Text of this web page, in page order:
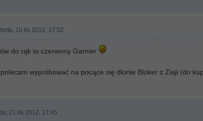
10 lis 2012, 17:52
do rąk to czerwony Garnier
wypróbować na pocące się dłonie Bloker z Ziaji (do
21 lis 2012, 17:45